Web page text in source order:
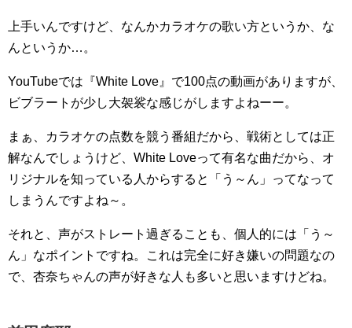
上手いんですけど、なんかカラオケの歌い方というか、な
んというか…。
YouTubeでは『White Love』で100点の動画がありますが、
ビブラートが少し大袈裟な感じがしますよねーー。
まぁ、カラオケの点数を競う番組だから、戦術としては正
解なんでしょうけど、White Loveって有名な曲だから、オ
リジナルを知っている人からすると「う～ん」ってなって
しまうんですよね～。
それと、声がストレート過ぎることも、個人的には「う～
ん」なポイントですね。これは完全に好き嫌いの問題なの
で、杏奈ちゃんの声が好きな人も多いと思いますけどね。